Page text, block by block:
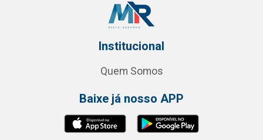
Institucional
Quem Somos
Baixe já nosso APP